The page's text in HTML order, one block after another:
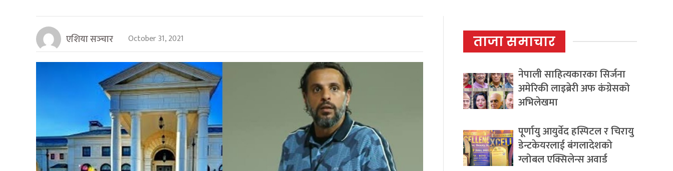
एशिया सञ्‍चार October 31, 2021 ताजा समाचार
नेपाली साहित्यकारका सिर्जना
अमेरिकी लाइब्रेरी अफ कंग्रेसको
अभिलेखमा
पूर्णायु आयुर्वेद हस्पिटल र चिरायु
डेन्टकेयरलाई बंगलादेशको
ग्लोबल एक्सिलेन्स अवार्ड